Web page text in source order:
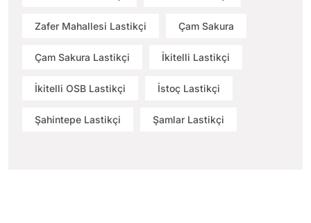
Zafer Mahallesi Lastikçi Çam Sakura
Çam Sakura Lastikçi İkitelli Lastikçi
İkitelli OSB Lastikçi İstoç Lastikçi
Şahintepe Lastikçi Şamlar Lastikçi